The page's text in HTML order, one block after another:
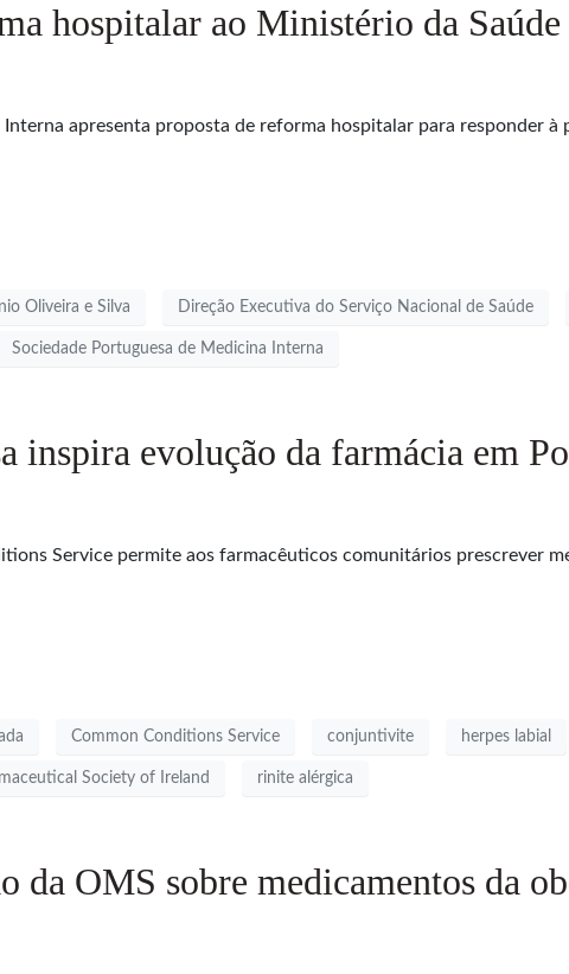
hospitalar ao Ministério da Saúde
apresenta proposta de reforma hospitalar para responder à
Oliveira e Silva Direção Executiva do Serviço Nacional de Saúde
Sociedade Portuguesa de Medicina Interna
inspira evolução da farmácia em
Service permite aos farmacêuticos comunitários prescrever
Common Conditions Service conjuntivite herpes labial
Society of Ireland rinite alérgica
da OMS sobre medicamentos da